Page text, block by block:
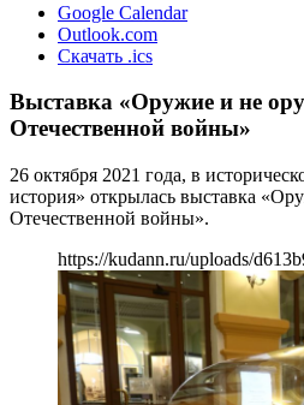
Google Calendar
Outlook.com
Скачать .ics
Выставка «Оружие и не
Отечественной войны»
26 октября 2021 года, в
история» открылась выставка
Отечественной войны».
https://kudann.ru/uploads/